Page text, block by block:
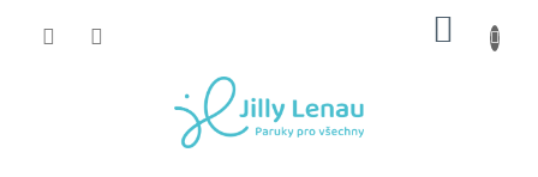
KOŠÍK